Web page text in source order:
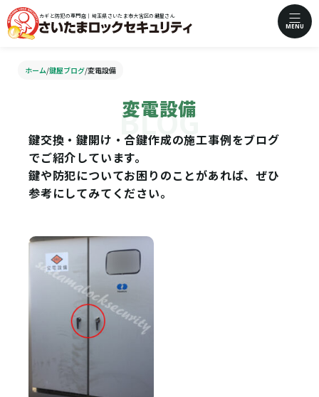
カギと防犯の専門店｜埼玉県さいたま市大宮区の鍵屋さん
MENU
ホーム/鍵屋ブログ/変電設備
変電設備
鍵交換・鍵開け・合鍵作成の施工事例をブログ
でご紹介しています。
鍵や防犯についてお困りのことがあれば、ぜひ
参考にしてみてください。